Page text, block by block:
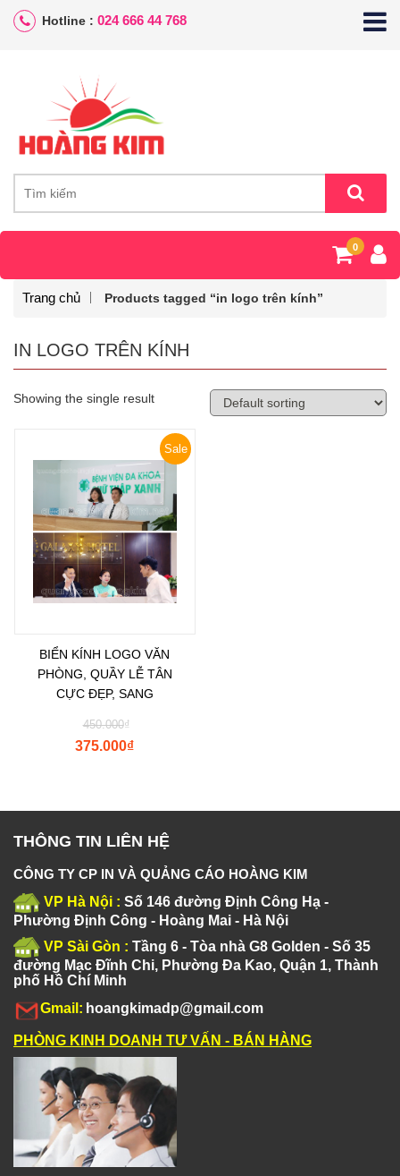
Hotline : 024 666 44 768
0
Trang chủ Products tagged “in logo trên kính”
IN LOGO TRÊN KÍNH
Showing the single result
Sale
BIỂN KÍNH LOGO VĂN
PHÒNG, QUẦY LỄ TÂN
CỰC ĐẸP, SANG
₫
450.000
₫
375.000
THÔNG TIN LIÊN HỆ
CÔNG TY CP IN VÀ QUẢNG CÁO HOÀNG KIM
VP Hà Nội : Số 146 đường Định Công Hạ -
Phường Định Công - Hoàng Mai - Hà Nội
VP Sài Gòn : Tầng 6 - Tòa nhà G8 Golden - Số 35
đường Mạc Đĩnh Chi, Phường Đa Kao, Quận 1, Thành
phố Hồ Chí Minh
Gmail: hoangkimadp@gmail.com
PHÒNG KINH DOANH TƯ VẤN - BÁN HÀNG